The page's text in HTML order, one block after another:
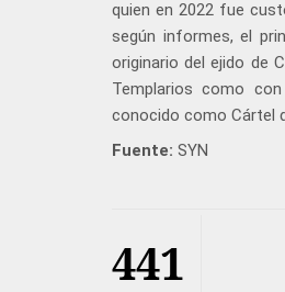
quien en 2022 fue
según informes, el
originario del ejido de
Templarios como
conocido como Cártel
Fuente: SYN
441